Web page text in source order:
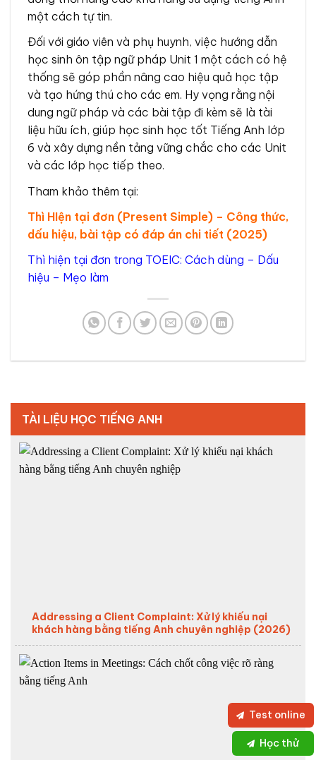
một cách tự tin.
Đối với giáo viên và phụ huynh, việc hướng dẫn
học sinh ôn tập ngữ pháp Unit 1 một cách có hệ
thống sẽ góp phần nâng cao hiệu quả học tập
và tạo hứng thú cho các em. Hy vọng rằng nội
dung ngữ pháp và các bài tập đi kèm sẽ là tài
liệu hữu ích, giúp học sinh học tốt Tiếng Anh lớp
6 và xây dựng nền tảng vững chắc cho các Unit
và các lớp học tiếp theo.
Tham khảo thêm tại:
Thì HIện tại đơn (Present Simple) – Công thức,
dấu hiệu, bài tập có đáp án chi tiết (2025)
Thì hiện tại đơn trong TOEIC: Cách dùng – Dấu
hiệu – Mẹo làm
TÀI LIỆU HỌC TIẾNG ANH
Addressing a Client Complaint: Xử lý khiếu nại
khách hàng bằng tiếng Anh chuyên nghiệp (2026)
Học thử
Test online